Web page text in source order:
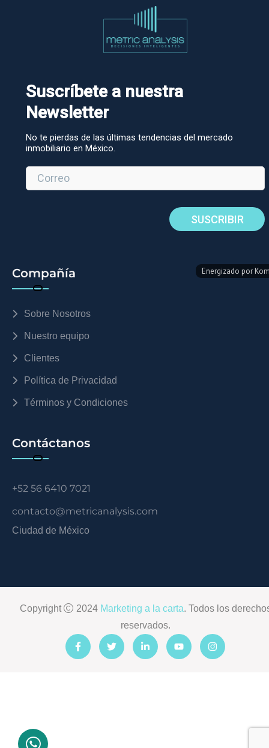
Compañía
Sobre Nosotros
Nuestro equipo
Clientes
Política de Privacidad
Términos y Condiciones
Contáctanos
+52 56 6410 7021
contacto@metricanalysis.com
Ciudad de México
Copyright 2024 Marketing a la carta. Todos los
reservados.